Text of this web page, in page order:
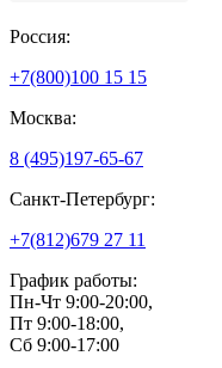
Россия:
+7(800)100 15 15
Москва:
8 (495)197-65-67
Санкт-Петербург:
+7(812)679 27 11
График работы:
Пн-Чт 9:00-20:00,
Пт 9:00-18:00,
Сб 9:00-17:00